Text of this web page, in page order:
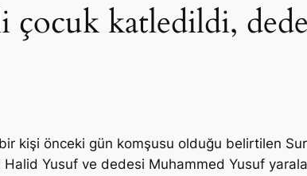
çocuk katledildi,
bir kişi önceki gün komşusu olduğu belirtilen
Halid Yusuf ve dedesi Muhammed Yusuf